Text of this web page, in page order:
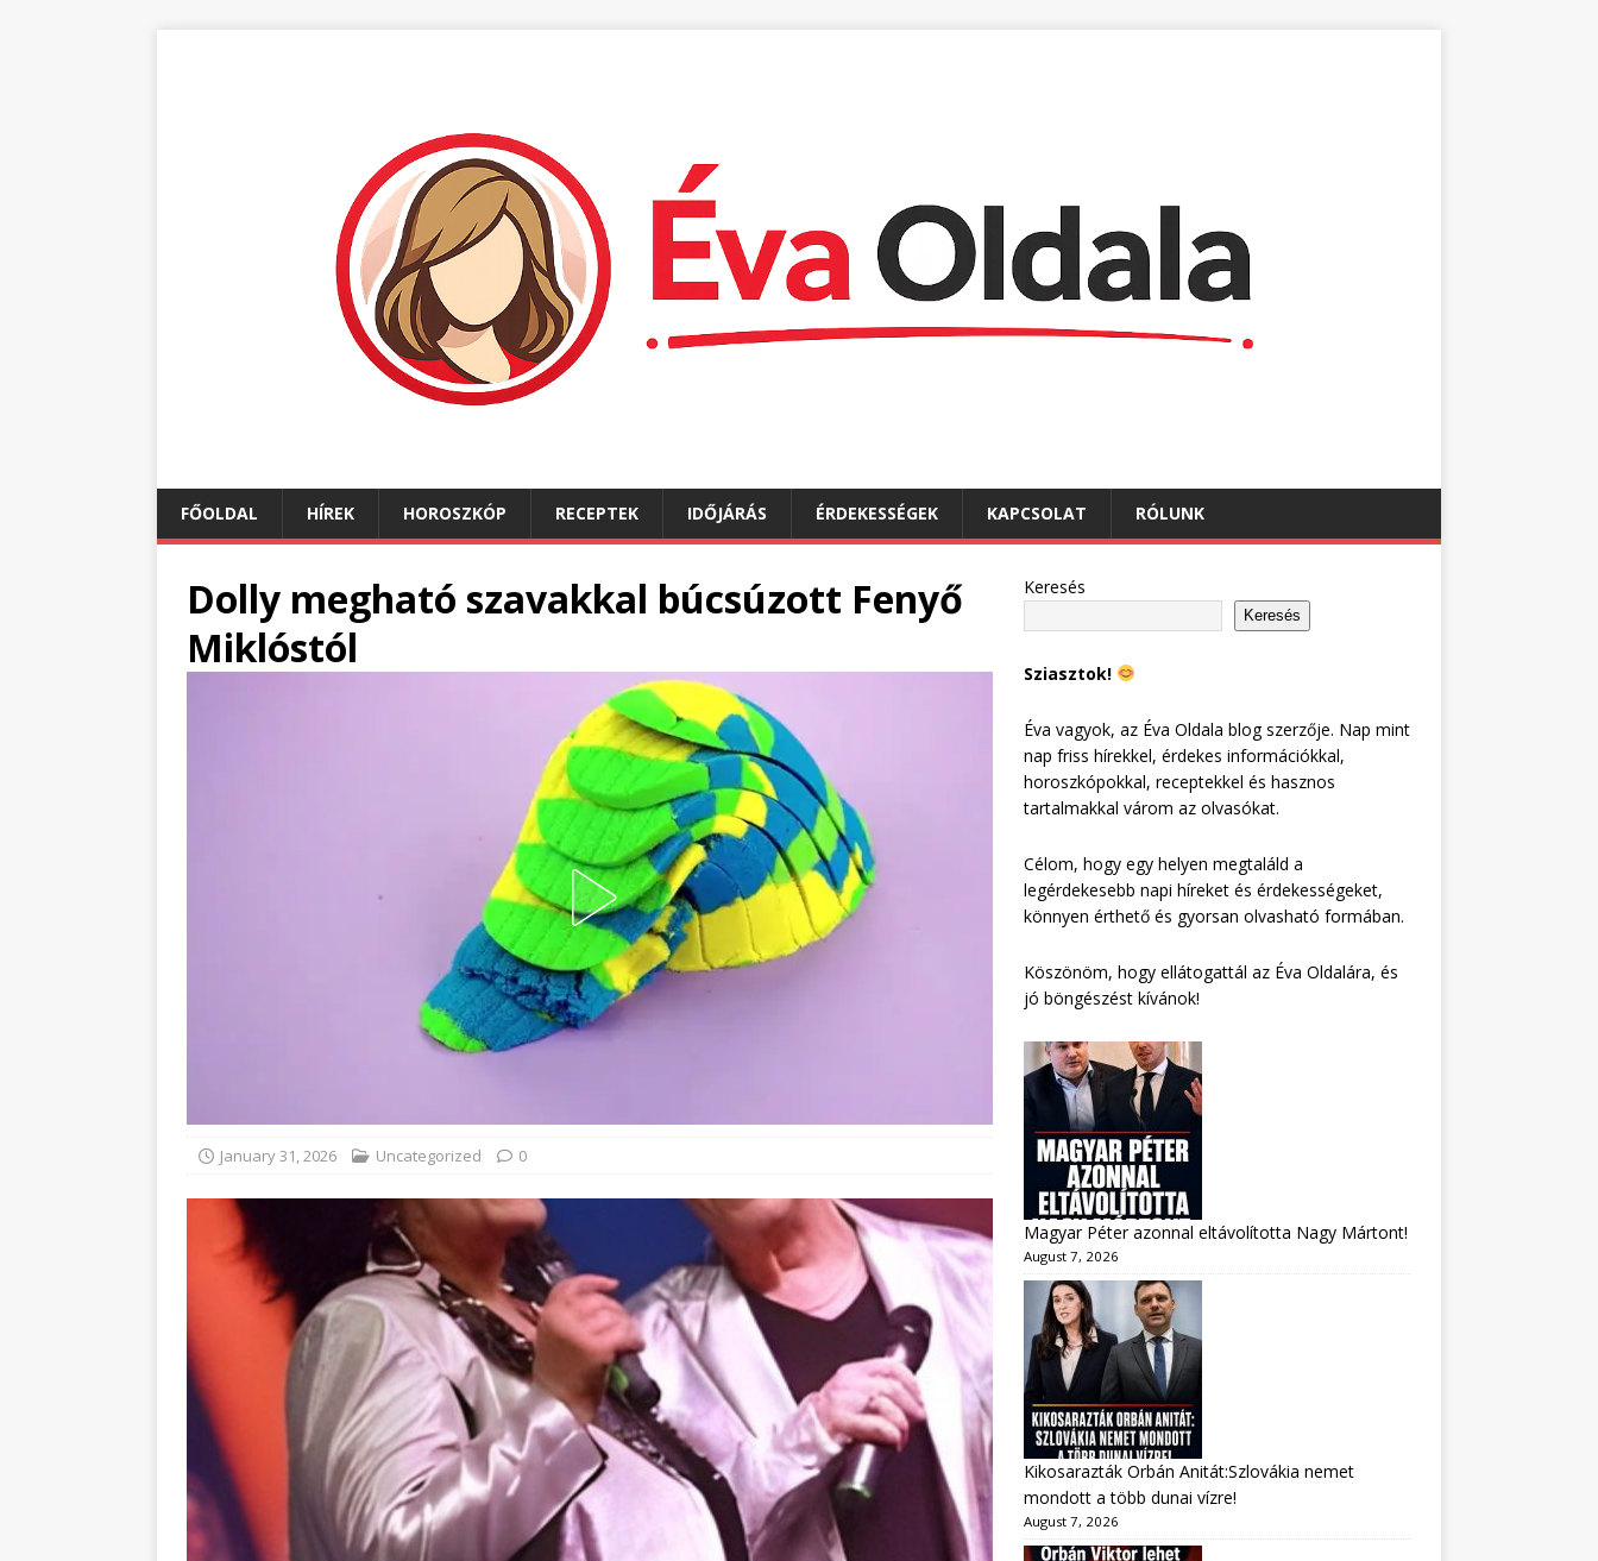
FŐOLDAL HÍREK HOROSZKÓP RECEPTEK IDŐJÁRÁS ÉRDEKESSÉGEK KAPCSOLAT RÓLUNK
Dolly megható szavakkal búcsúzott Fenyő
Miklóstól
January 31, 2026 Uncategorized 0
Keresés
Keresés
Sziasztok!
Éva vagyok, az Éva Oldala blog szerzője. Nap mint
nap friss hírekkel, érdekes információkkal,
horoszkópokkal, receptekkel és hasznos
tartalmakkal várom az olvasókat.
Célom, hogy egy helyen megtaláld a
legérdekesebb napi híreket és érdekességeket,
könnyen érthető és gyorsan olvasható formában.
Köszönöm, hogy ellátogattál az Éva Oldalára, és
jó böngészést kívánok!
Magyar Péter azonnal eltávolította Nagy Mártont!
August 7, 2026
Kikosarazták Orbán Anitát:Szlovákia nemet
mondott a több dunai vízre!
August 7, 2026